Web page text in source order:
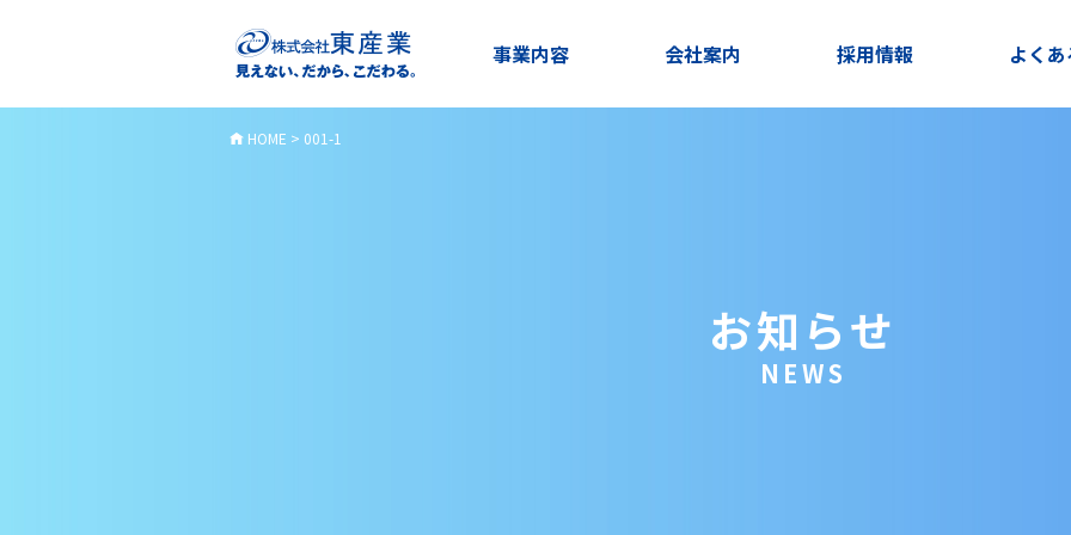
事業内容 会社案内 採用情報 よく
HOME > 001-1
お知らせ
NEWS